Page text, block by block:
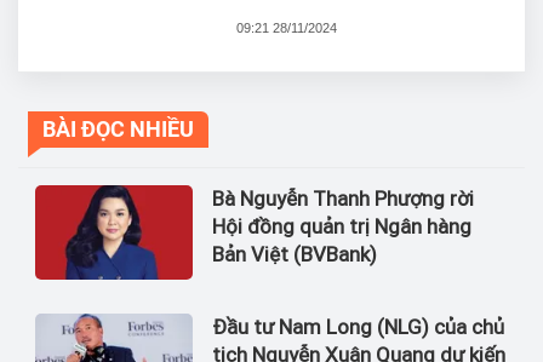
09:21 28/11/2024
BÀI ĐỌC NHIỀU
Bà Nguyễn Thanh Phượng rời
Hội đồng quản trị Ngân hàng
Bản Việt (BVBank)
Đầu tư Nam Long (NLG) của chủ
tịch Nguyễn Xuân Quang dự kiến